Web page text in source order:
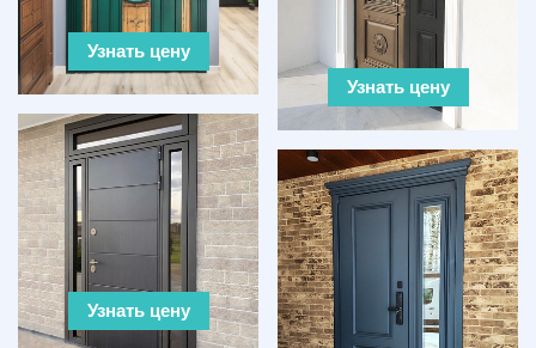
Узнать цену
Узнать цену
Узнать цену